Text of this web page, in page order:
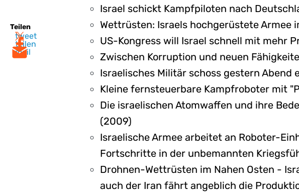
Teilen
tweet
teilen
mail
Israel schickt Kampfpiloten nach
Wettrüsten: Israels hochgerüstete Armee
US-Kongress will Israel schnell mit mehr
Zwischen Korruption und neuen
Israelisches Militär schoss gestern Abend
Kleine fernsteuerbare Kampfroboter mit
Die israelischen Atomwaffen und ihre
(2009)
Israelische Armee arbeitet an Roboter-
Fortschritte in der unbemannten
Drohnen-Wettrüsten im Nahen Osten -
auch der Iran fährt angeblich die